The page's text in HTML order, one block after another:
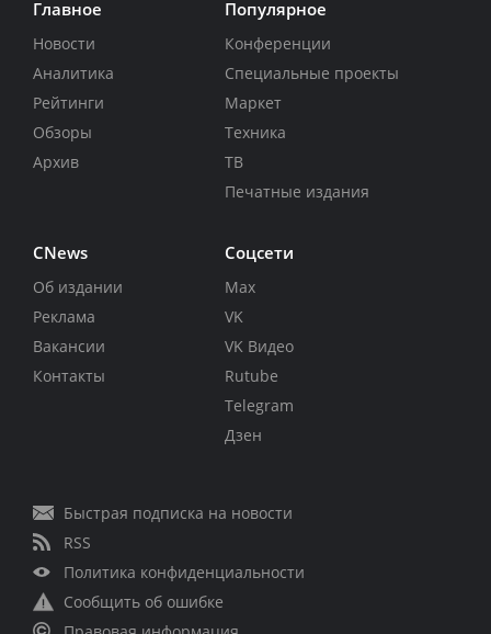
Главное
Новости
Аналитика
Рейтинги
Обзоры
Архив
Популярное
Конференции
Специальные проекты
Маркет
Техника
ТВ
Печатные издания
CNews
Об издании
Реклама
Вакансии
Контакты
Соцсети
Max
VK
VK Видео
Rutube
Telegram
Дзен
Быстрая подписка на новости
RSS
Политика конфиденциальности
Сообщить об ошибке